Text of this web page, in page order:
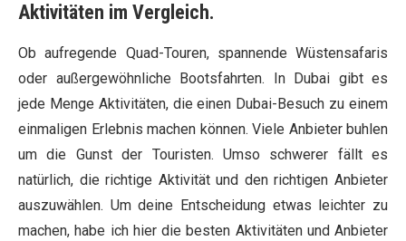
Aktivitäten im Vergleich.
Ob aufregende Quad-Touren, spannende Wüstensafaris
oder außergewöhnliche Bootsfahrten. In Dubai gibt es
jede Menge Aktivitäten, die einen Dubai-Besuch zu einem
einmaligen Erlebnis machen können. Viele Anbieter buhlen
um die Gunst der Touristen. Umso schwerer fällt es
natürlich, die richtige Aktivität und den richtigen Anbieter
auszuwählen. Um deine Entscheidung etwas leichter zu
machen, habe ich hier die besten Aktivitäten und Anbieter